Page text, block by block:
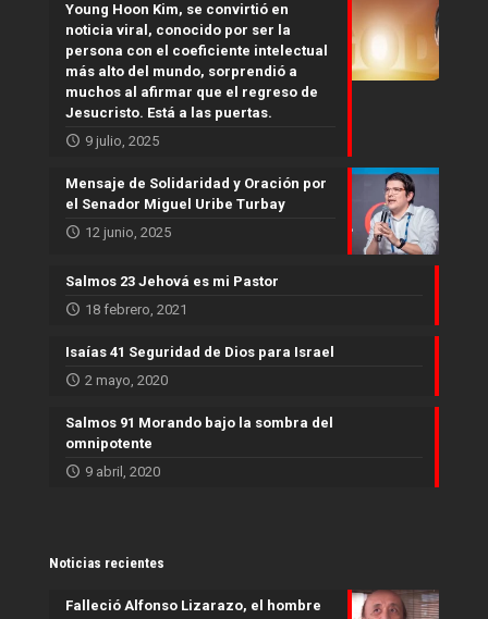
Young Hoon Kim, se convirtió en
noticia viral, conocido por ser la
persona con el coeficiente intelectual
más alto del mundo, sorprendió a
muchos al afirmar que el regreso de
Jesucristo. Está a las puertas.
9 julio, 2025
Mensaje de Solidaridad y Oración por
el Senador Miguel Uribe Turbay
12 junio, 2025
Salmos 23 Jehová es mi Pastor
18 febrero, 2021
Isaías 41 Seguridad de Dios para Israel
2 mayo, 2020
Salmos 91 Morando bajo la sombra del
omnipotente
9 abril, 2020
Noticias recientes
Falleció Alfonso Lizarazo, el hombre